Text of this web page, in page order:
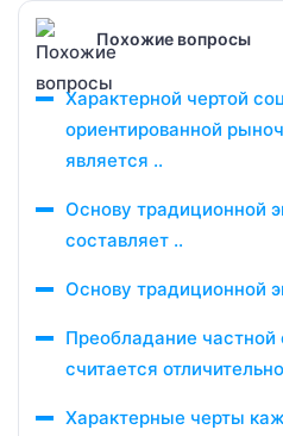
Похожие вопросы
Характерной чертой
ориентированной
является ..
Основу традиционной
составляет ..
Основу традиционной
Преобладание частной
считается
Характерные черты